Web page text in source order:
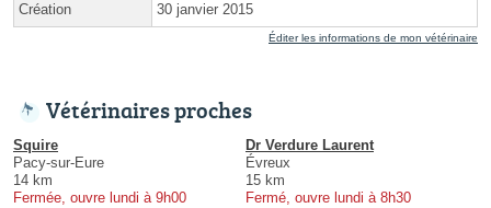
Création 30 janvier 2015
Éditer les informations de mon vétérinaire
Vétérinaires proches
Squire
Pacy-sur-Eure
14 km
Fermée, ouvre lundi à 9h00
Dr Verdure Laurent
Évreux
15 km
Fermé, ouvre lundi à 8h30